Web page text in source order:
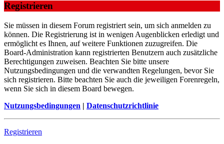
Registrieren
Sie müssen in diesem Forum registriert sein, um sich anmelden zu
können. Die Registrierung ist in wenigen Augenblicken erledigt und
ermöglicht es Ihnen, auf weitere Funktionen zuzugreifen. Die
Board-Administration kann registrierten Benutzern auch zusätzliche
Berechtigungen zuweisen. Beachten Sie bitte unsere
Nutzungsbedingungen und die verwandten Regelungen, bevor Sie
sich registrieren. Bitte beachten Sie auch die jeweiligen Forenregeln,
wenn Sie sich in diesem Board bewegen.
Nutzungsbedingungen | Datenschutzrichtlinie
Registrieren